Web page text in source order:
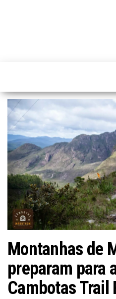
Montanhas de
preparam para
Cambotas Trail